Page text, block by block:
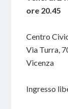
ore 20.45
Centro
Via Turra,
Vicenza
Ingresso